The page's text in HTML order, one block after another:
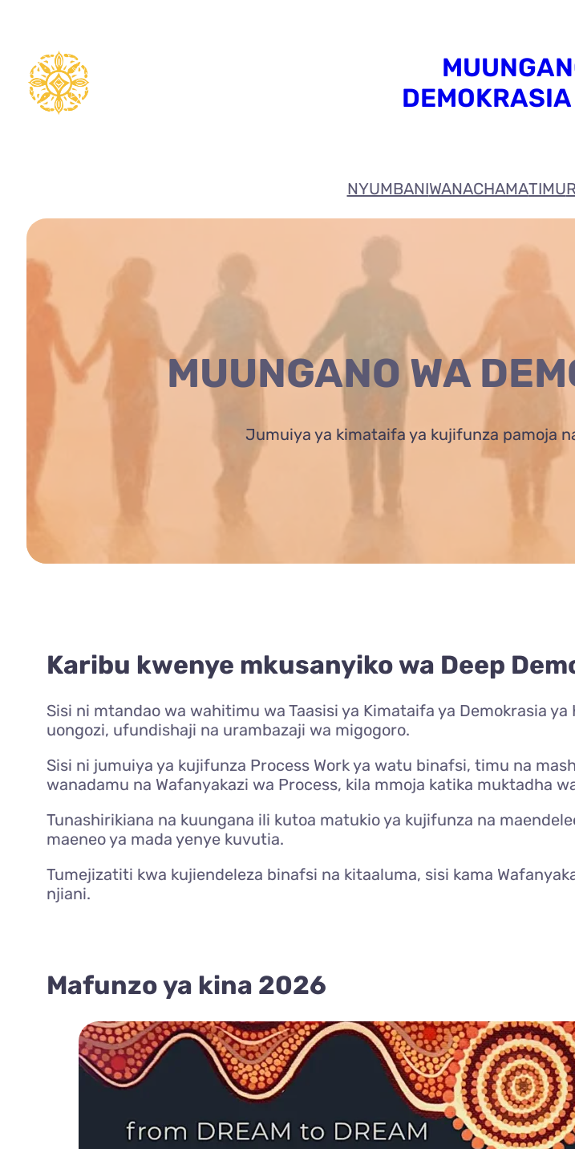
yaliyomo
NYUMBANIWANACHAMATIMU
MUUNGANO WA
Jumuiya ya kimataifa ya kujifunza pamoja
Karibu kwenye mkusanyiko wa Deep
Sisi ni mtandao wa wahitimu wa Taasisi ya Kimataifa ya Demokrasia
uongozi, ufundishaji na urambazaji wa migogoro.
Sisi ni jumuiya ya kujifunza Process Work ya watu binafsi, timu na
wanadamu na Wafanyakazi wa Process, kila mmoja katika muktadha
Tunashirikiana na kuungana ili kutoa matukio ya kujifunza na
maeneo ya mada yenye kuvutia.
Tumejizatiti kwa kujiendeleza binafsi na kitaaluma, sisi kama
njiani.
Mafunzo ya kina 2026